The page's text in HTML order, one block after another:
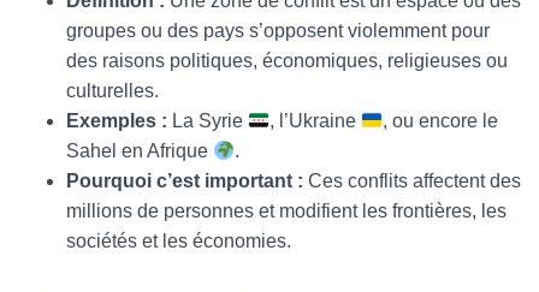
groupes ou des pays s’opposent violemment pour
des raisons politiques, économiques, religieuses ou
culturelles.
Exemples : La Syrie , l’Ukraine
, ou encore le
Sahel en Afrique
.
Pourquoi c’est important : Ces conflits affectent des
millions de personnes et modifient les frontières, les
sociétés et les économies.